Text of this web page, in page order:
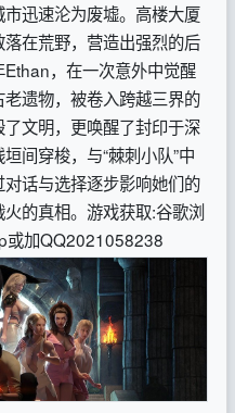
迅速沦为废墟。高楼大厦
在荒野，营造出强烈的后
，在一次意外中觉醒
遗物，被卷入跨越三界的
文明，更唤醒了封印于深
间穿梭，与“棘刺小队”中
话与选择逐步影响她们的
的真相。 游戏获取:谷歌浏
或加QQ2021058238